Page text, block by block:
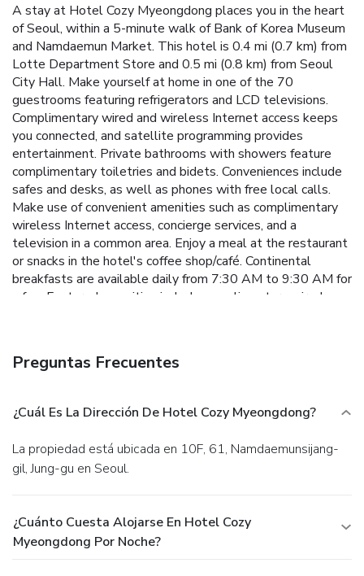
A stay at Hotel Cozy Myeongdong places you in the heart
of Seoul, within a 5-minute walk of Bank of Korea Museum
and Namdaemun Market. This hotel is 0.4 mi (0.7 km) from
Lotte Department Store and 0.5 mi (0.8 km) from Seoul
City Hall. Make yourself at home in one of the 70
guestrooms featuring refrigerators and LCD televisions.
Complimentary wired and wireless Internet access keeps
you connected, and satellite programming provides
entertainment. Private bathrooms with showers feature
complimentary toiletries and bidets. Conveniences include
safes and desks, as well as phones with free local calls.
Make use of convenient amenities such as complimentary
wireless Internet access, concierge services, and a
television in a common area. Enjoy a meal at the restaurant
or snacks in the hotel's coffee shop/café. Continental
breakfasts are available daily from 7:30 AM to 9:30 AM for
a fee. Featured amenities include complimentary wired
for a surcharge.
Preguntas Frecuentes
¿Cuál Es La Dirección De Hotel Cozy Myeongdong?
La propiedad está ubicada en 10F, 61, Namdaemunsijang-
gil, Jung-gu en Seoul.
¿Cuánto Cuesta Alojarse En Hotel Cozy
Myeongdong Por Noche?